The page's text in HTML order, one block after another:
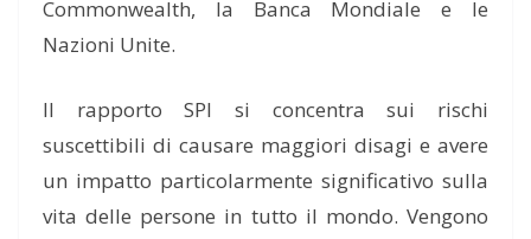
Commonwealth, la Banca Mondiale e le
Nazioni Unite.
Il rapporto SPI si concentra sui rischi
suscettibili di causare maggiori disagi e avere
un impatto particolarmente significativo sulla
vita delle persone in tutto il mondo. Vengono